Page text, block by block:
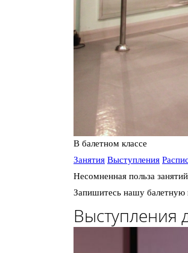
В балетном классе
Занятия Выступления
Несомненная польза
Запишитесь нашу
Выступления